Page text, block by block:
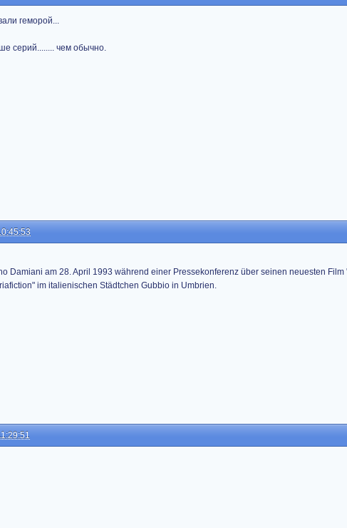
геморой...
серий........ чем обычно.
Damiani am 28. April 1993 während einer Pressekonferenz über seinen neuesten Film
im italienischen Städtchen Gubbio in Umbrien.